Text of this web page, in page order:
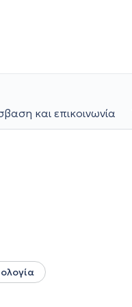
και επικοινωνία